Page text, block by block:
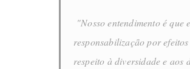
"Nosso entendimento é
responsabilização por
respeito à diversidade e aos